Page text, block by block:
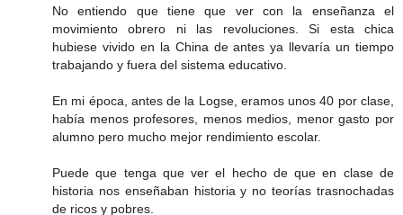
No entiendo que tiene que ver con la enseñanza el
movimiento obrero ni las revoluciones. Si esta chica
hubiese vivido en la China de antes ya llevaría un tiempo
trabajando y fuera del sistema educativo.
En mi época, antes de la Logse, eramos unos 40 por clase,
había menos profesores, menos medios, menor gasto por
alumno pero mucho mejor rendimiento escolar.
Puede que tenga que ver el hecho de que en clase de
historia nos enseñaban historia y no teorías trasnochadas
de ricos y pobres.